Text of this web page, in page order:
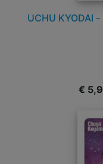
UCHU KYODAI -
€